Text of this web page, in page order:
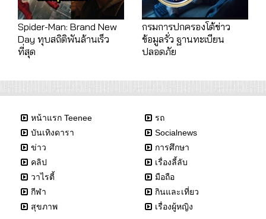
Spider-Man: Brand New
Day ทุบสถิติพันล้านเร็ว
ที่สุด
กรมการปกครองโต้ข่าว
ข้อมูลรั่ว ฐานทะเบียน
ปลอดภัย
หน้าแรก Teenee
บันเทิงดารา
ข่าว
คลิป
วาไรตี้
กีฬา
สุขภาพ
รถ
Socialnews
การศึกษา
เรื่องลี้ลับ
มือถือ
กินและเที่ยว
เรื่องผู้หญิง